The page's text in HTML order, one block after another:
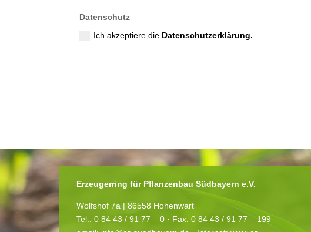
Datenschutz
Ich akzeptiere die Datenschutzerklärung.
Erzeugerring für Pflanzenbau Südbayern e.V.
Wolfshof 7a | 86558 Hohenwart
Tel.: 0 84 43 / 91 77 – 0 · Fax: 0 84 43 / 91 77 – 199